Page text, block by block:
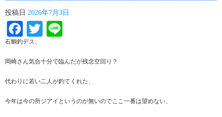
投稿日 2026年7月3日
Facebook
Twitter
石鯛釣デス、
岡崎さん気合十分で臨んだが残念空回り？
代わりに若い二人が釣てくれた、
今年は今の所ジアイというのが無いのでここ一番は望めない、